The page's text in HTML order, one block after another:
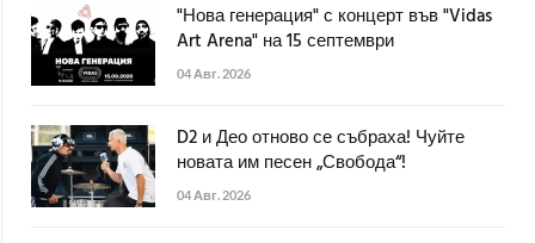
"Нова генерация" с концерт във "Vidas
Art Arena" на 15 септември
04 Авг. 2026
D2 и Део отново се събраха! Чуйте
новата им песен „Свобода“!
04 Авг. 2026